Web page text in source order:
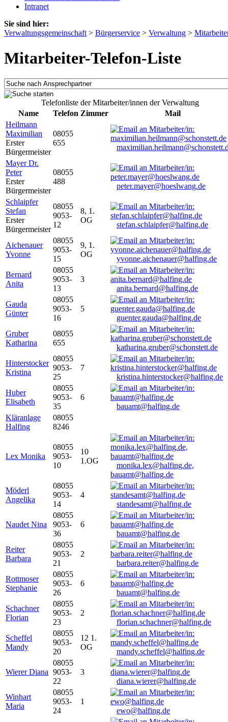
Intranet
Sie sind hier:
Verwaltungsgemeinschaft > Bürgerservice > Verwaltung >
Mitarbeiter-Telefon-Liste
Telefonliste der Mitarbeiter/innen der Verwaltung
Name
Telefon Zimmer
Mail
Heilmann
Maximilian
Erster
Bürgermeister
08055
655
Mayer Dr.
Peter
Erster
Bürgermeister
08055
488
peter.mayer@hoeslwang.de
Schlaipfer
Stefan
Erster
Bürgermeister
08055
9053-
12
8, 1.
OG
stefan.schlaipfer@halfing.de
Aichenauer
Yvonne
08055
9053-
15
9, 1.
OG
yvonne.aichenauer@halfing.de
Bernard
Anita
08055
9053-
13
3
anita.bernard@halfing.de
Gauda
Günter
08055
9053-
16
5
guenter.gauda@halfing.de
Gruber
Katharina
08055
655
katharina.gruber@schonstett.de
Hinterstocker
Kristina
08055
9053-
25
7
kristina.hinterstocker@halfing.de
Huber
Elisabeth
08055
9053-
35
6
bauamt@halfing.de
Kläranlage
Halfing
08055
8246
Lex Monika
08055
9053-
10
10
1.OG
monika.lex@halfing.de,
bauamt@halfing.de
Möderl
Angelika
08055
9053-
14
4
standesamt@halfing.de
Naudet Nina
08055
9053-
36
6
bauamt@halfing.de
Reiter
Barbara
08055
9053-
21
2
barbara.reiter@halfing.de
Rottmoser
Stephanie
08055
9053-
26
6
bauamt@halfing.de
Schachner
Florian
08055
9053-
23
2
florian.schachner@halfing.de
Scheffel
Mandy
08055
9053-
20
12 1.
OG
mandy.scheffel@halfing.de
Wierer Diana
08055
9053-
22
3
diana.wierer@halfing.de
Winhart
Maria
08055
9053-
24
1
ewo@halfing.de